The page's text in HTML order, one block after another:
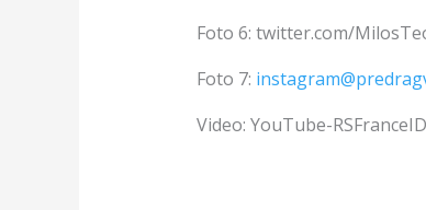
Foto 6: twitter.com/
Foto 7:
Video: YouTube-